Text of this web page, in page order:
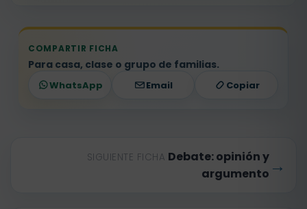
COMPARTIR FICHA
Para casa, clase o grupo de familias.
WhatsApp Email Copiar
SIGUIENTE FICHA Debate: opinión y
argumento →